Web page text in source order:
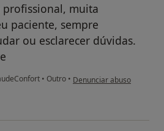
muita
paciente, sempre
ou esclarecer dúvidas.
• Outro • na opinião do utilizador IT
Denunciar abuso